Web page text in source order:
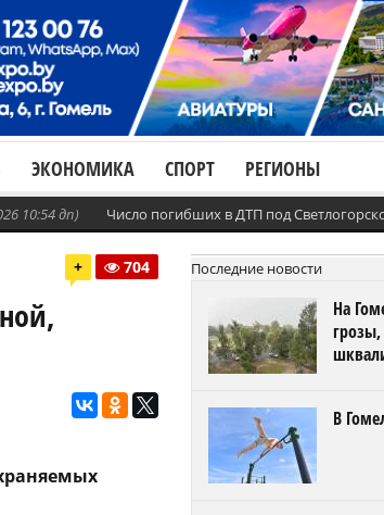
ЭКОНОМИКА СПОРТ РЕГИОНЫ
10:54 дп) Число погибших в ДТП под
+ 704 Последние новости
На
В